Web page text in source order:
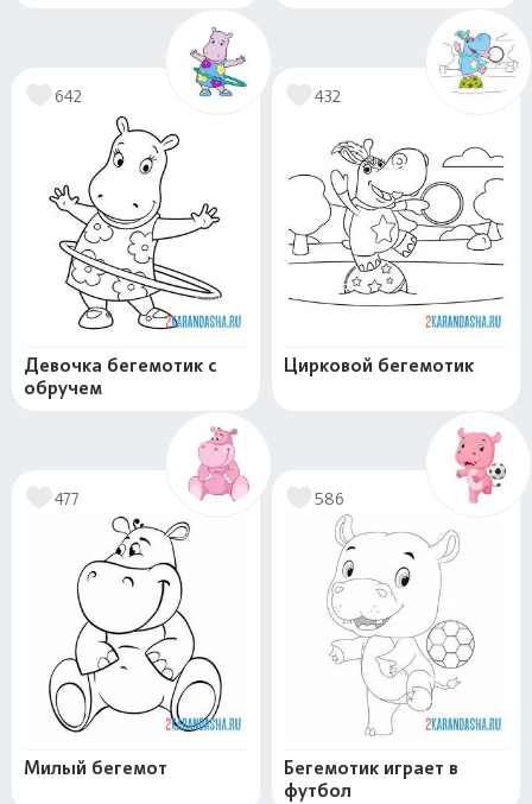
642
Девочка бегемотик с
обручем
432
Цирковой бегемотик
477
Милый бегемот
586
Бегемотик играет в
футбол